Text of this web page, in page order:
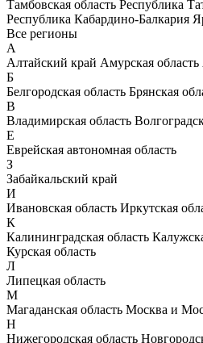
Тамбовская область Республика
Республика Кабардино-Балкария
Все регионы
А
Алтайский край Амурская область
Б
Белгородская область Брянская
В
Владимирская область
Е
Еврейская автономная область
З
Забайкальский край
И
Ивановская область Иркутская
К
Калининградская область
Курская область
Л
Липецкая область
М
Магаданская область Москва и
Н
Нижегородская область